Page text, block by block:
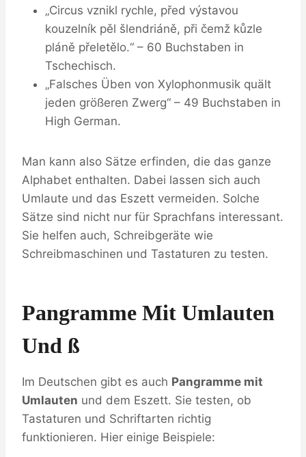
„Circus vznikl rychle, před výstavou
kouzelník pěl šlendriáně, při čemž kůzle
pláně přeletělo.“ – 60 Buchstaben in
Tschechisch.
„Falsches Üben von Xylophonmusik quält
jeden größeren Zwerg“ – 49 Buchstaben in
High German.
Man kann also Sätze erfinden, die das ganze
Alphabet enthalten. Dabei lassen sich auch
Umlaute und das Eszett vermeiden. Solche
Sätze sind nicht nur für Sprachfans interessant.
Sie helfen auch, Schreibgeräte wie
Schreibmaschinen und Tastaturen zu testen.
Pangramme Mit Umlauten
Und SS
Im Deutschen gibt es auch Pangramme mit
Umlauten und dem Eszett. Sie testen, ob
Tastaturen und Schriftarten richtig
funktionieren. Hier einige Beispiele: